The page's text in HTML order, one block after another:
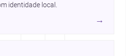
identidade local.
→